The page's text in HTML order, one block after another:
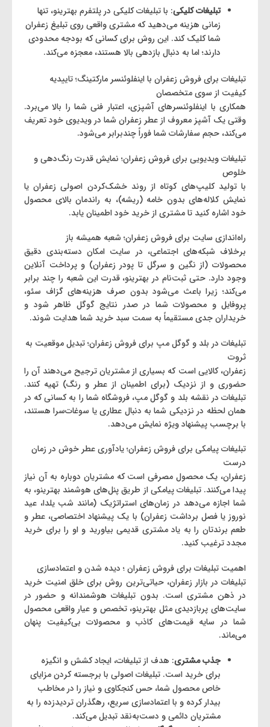
تبلیغات کلیکی: با تبلیغات کلیکی در پلتفرم بهترینو، تنها
زمانی هزینه می‌دهید که مشتری واقعی روی تبلیغ زعفران
شما کلیک کند. این روش برای کسانی که بودجه محدودی
دارند؛ اما به دنبال بازدهی بالا هستند، معجزه می‌کند.
تبلیغات برای فروش زعفران با اینفلوئنسر مارکتینگ؛ تاییدیه
کیفیت از سوی متخصصان
همکاری با اینفلوئنسرهای آشپزی، اعتبار فنی شما را بالا می‌برد.
وقتی یک آشپز معروف از عطر زعفران شما در ویدیوی خود تعریف
می‌کند، حجم سفارشات شما فوراً چندبرابر می‌شود.
تبلیغات ویدیویی برای فروش زعفران؛ نمایش قدرت رنگ‌دهی و
خلوص
با تولید کلیپ‌های کوتاه از روند خشک‌کردن اصولی زعفران یا
نمایش کلاله‌های بدون خامه (ریشه)، به راندمان بالای محصول
خود اشاره کنید تا مشتری از خرید خود اطمینان یابد.
راه‌اندازی سایت برای فروش زعفران؛ شعبه همیشه ‌باز
برخلاف شبکه‌های اجتماعی، در سایت امکان دسته‌بندی دقیق
محصولات (از نگین و سرگل تا پودر زعفران) و پرداخت آنلاین
وجود دارد. حتی ثبت‌نام در بهترینو، قدرت این شعبه را چند برابر
می‌کند؛ زیرا باعث می‌شود بدون صرف هزینه‌های گزاف سئو،
پروفایل و محصولات شما در صدر نتایج گوگل ظاهر شود و
خریداران جدی مستقیماً به سمت سبد خرید شما هدایت شوند.
تبلیغات در بلد و گوگل مپ برای فروش زعفران؛ تبدیل موقعیت به
ثروت
زعفران، کالایی است که بسیاری از مشتریان ترجیح می‌دهند آن را
حضوری و از نزدیک (برای اطمینان از عطر و رنگ) تهیه کنند.
تبلیغات در نقشه بلد و گوگل مپ، فروشگاه شما را به کسانی که در
همان لحظه در نزدیکی شما به دنبال عطاری یا سوغات‌سرا هستند،
با برچسب پیشنهاد ویژه نمایش می‌دهد.
تبلیغات پیامکی برای فروش زعفران؛ یادآوری عطر خوش در زمان
درست
زعفران، یک محصول مصرفی است که مشتریان دوباره به آن نیاز
پیدا می‌کنند. تبلیغات پیامکی از طریق پنل‌های هوشمند بهترینو، به
شما اجازه می‌دهد در زمان‌های استراتژیک (مانند شب یلدا، عید
نوروز یا فصل برداشت زعفران) با یک پیشنهاد اختصاصی، عطر و
طعم برندتان را به یاد مشتری قدیمی بیاورید و او را برای خرید
مجدد ترغیب کنید.
اهمیت تبلیغات برای فروش زعفران ؛ دیده شدن و اعتمادسازی
تبلیغات در بازار زعفران، حیاتی‌ترین روش برای خلق امنیت خرید
در ذهن مشتری است. بدون تبلیغات هوشمندانه و حضور در
سایت‌های پربازدیدی مثل بهترینو، تخصص و عیار واقعی محصول
شما در سایه‌ قیمت‌های کاذب و محصولات بی‌کیفیت پنهان
می‌ماند.
جذب مشتری: هدف از تبلیغات، ایجاد کشش و انگیزه
برای خرید است. تبلیغات اصولی با برجسته کردن مزایای
خاص محصول شما، حس کنجکاوی و نیاز را در مخاطب
بیدار کرده و با اعتمادسازی سریع، رهگذران تردیدزده را به
مشتریان دائمی و دست‌به‌نقد تبدیل می‌کند.